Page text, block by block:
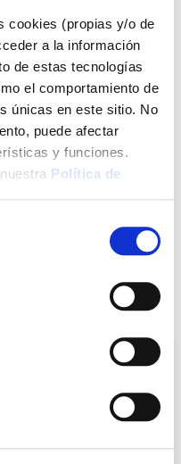
cookies (propias y/o de
a la información
de estas tecnologías
el comportamiento de
únicas en este sitio. No
puede afectar
y funciones.
Política de
al carrito
Envío a domicilio:
5 días hábiles
+ INFO